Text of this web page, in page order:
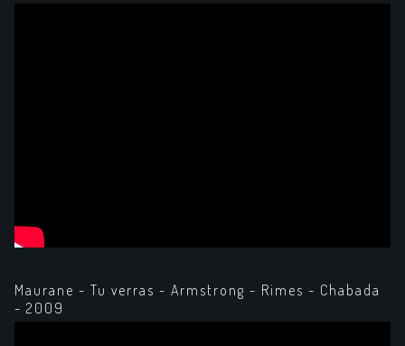
Maurane - Tu verras - Armstrong - Rimes - Chabada
- 2009